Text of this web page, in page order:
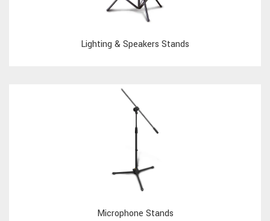
Lighting & Speakers Stands
Microphone Stands